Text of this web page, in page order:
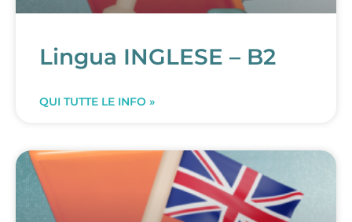
Lingua INGLESE – B2
QUI TUTTE LE INFO »